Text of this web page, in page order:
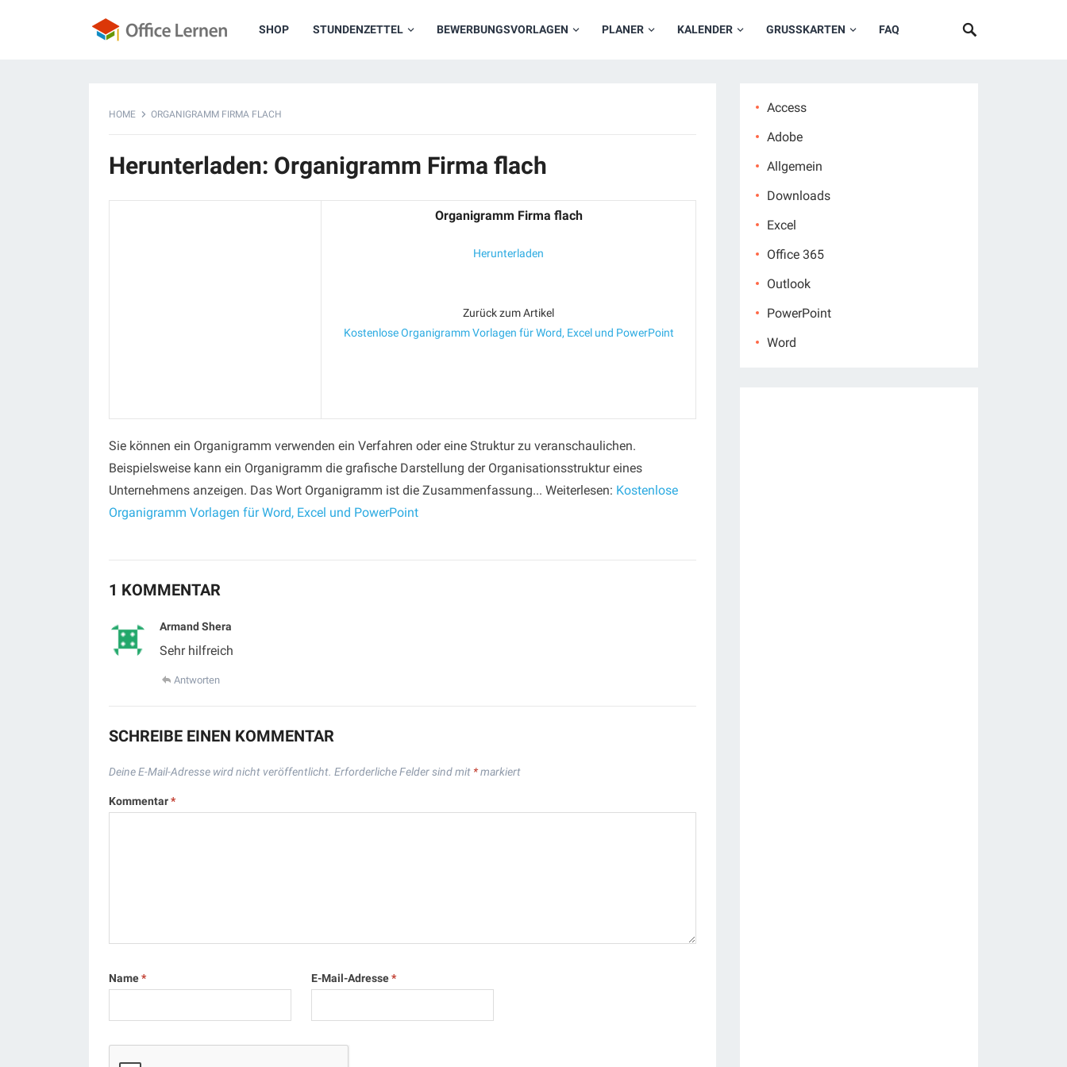
SHOP STUNDENZETTEL BEWERBUNGSVORLAGEN PLANER KALENDER GRUSSKARTEN FAQ
HOME ORGANIGRAMM FIRMA FLACH
Herunterladen: Organigramm Firma flach
Organigramm Firma flach
Herunterladen
Zurück zum Artikel
Kostenlose Organigramm Vorlagen für Word, Excel und PowerPoint
Sie können ein Organigramm verwenden ein Verfahren oder eine Struktur zu veranschaulichen.
Beispielsweise kann ein Organigramm die grafische Darstellung der Organisationsstruktur eines
Unternehmens anzeigen. Das Wort Organigramm ist die Zusammenfassung... Weiterlesen: Kostenlose
Organigramm Vorlagen für Word, Excel und PowerPoint
1 KOMMENTAR
Armand Shera
Sehr hilfreich
Antworten
SCHREIBE EINEN KOMMENTAR
Deine E-Mail-Adresse wird nicht veröffentlicht. Erforderliche Felder sind mit *markiert
Kommentar*
Name* E-Mail-Adresse*
Access
Adobe
Allgemein
Downloads
Excel
Office 365
Outlook
PowerPoint
Word